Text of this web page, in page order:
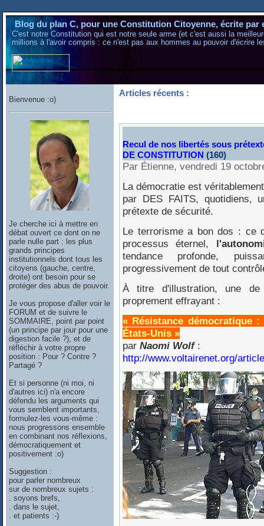
Blog du plan C, pour une Constitution Citoyenne, écrite par
C'est notre Constitution qui est notre seule arme (et c'est aussi la
millions à l'avoir compris : ce n'est pas aux hommes au pouvoir d'écrire
Bienvenue :o)
Je cherche ici à mettre en
débat ouvert ce dont on ne
parle nulle part : les plus
grands principes
institutionnels dont tous les
citoyens (gauche, centre,
droite) ont besoin pour se
protéger des abus de pouvoir.
Je vous propose d'aller voir le
FORUM et de suivre le
SOMMAIRE, point par point
(un principe par jour pour une
digestion facile ?), et de
réfléchir à votre propre
position : Pour ? Contre ?
Partagé ?
Et si personne (ni moi, ni
d'autres ici) n'a encore
défendu les arguments qui
vous semblent importants,
formulez-les vous-même :
nous progressons ensemble
en combinant nos réflexions,
démocratiquement et
positivement :o)
Suggestion :
pour parler nombreux
sur de nombreux sujets :
. soyons brefs,
. dans le sujet,
. et patients :-)
Articles récents :
Recul de nos libertés sous
DE CONSTITUTION (160)
Par Étienne, vendredi 19
La démocratie est
par DES FAITS, quotidiens,
prétexte de sécurité.
Le terrorisme a bon dos : ce
processus éternel,
tendance profonde,
progressivement de tout
À titre d'illustration, une
proprement effrayant :
« Résistance démocratique
États-Unis »
par Naomi Wolf:
http://www.voltairenet.org/